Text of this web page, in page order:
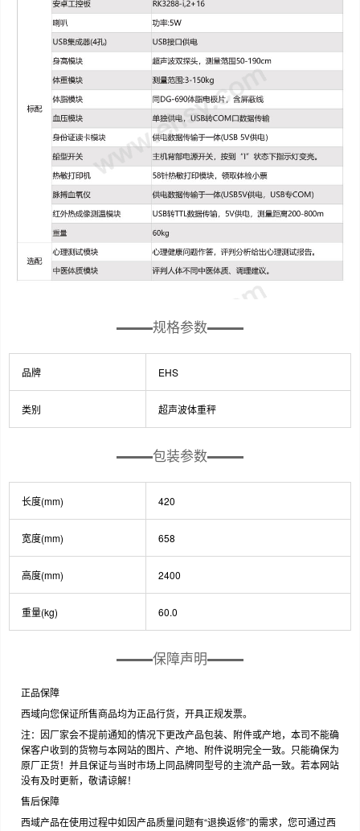
规格参数
品牌 EHS
类别 超声波体重秤
包装参数
长度(mm) 420
宽度(mm) 658
高度(mm) 2400
重量(kg) 60.0
保障声明
正品保障
西域向您保证所售商品均为正品行货，开具正规发票。
注：因厂家会不提前通知的情况下更改产品包装、附件或产地，本司不能确
保客户收到的货物与本网站的图片、产地、附件说明完全一致。只能确保为
原厂正货！并且保证与当时市场上同品牌同型号的主流产品一致。若本网站
没有及时更新，敬请谅解！
售后保障
西域产品在使用过程中如因产品质量问题有“退换返修”的需求，您可通过西